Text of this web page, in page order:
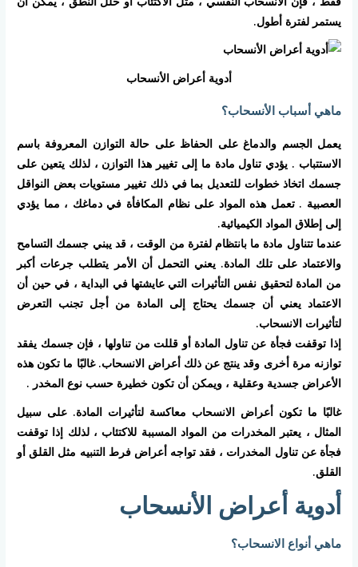
يستمر لفترة أطول.
أدوية أعراض الأنسحاب
ماهي أسباب الأنسحاب؟
يعمل الجسم والدماغ على الحفاظ على حالة التوازن المعروفة باسم
الاستتباب . يؤدي تناول مادة ما إلى تغيير هذا التوازن ، لذلك يتعين على
جسمك اتخاذ خطوات للتعديل بما في ذلك تغيير مستويات بعض النواقل
العصبية . تعمل هذه المواد على نظام المكافأة في دماغك ، مما يؤدي
إلى إطلاق المواد الكيميائية.
عندما تتناول مادة ما بانتظام لفترة من الوقت ، قد يبني جسمك التسامح
والاعتماد على تلك المادة. يعني التحمل أن الأمر يتطلب جرعات أكبر
من المادة لتحقيق نفس التأثيرات التي عايشتها في البداية ، في حين أن
الاعتماد يعني أن جسمك يحتاج إلى المادة من أجل تجنب التعرض
لتأثيرات الانسحاب.
إذا توقفت فجأة عن تناول المادة أو قللت من تناولها ، فإن جسمك يفقد
توازنه مرة أخرى وقد ينتج عن ذلك أعراض الانسحاب. غالبًا ما تكون هذه
الأعراض جسدية وعقلية ، ويمكن أن تكون خطيرة حسب نوع المخدر .
غالبًا ما تكون أعراض الانسحاب معاكسة لتأثيرات المادة. على سبيل
المثال ، يعتبر المخدرات من المواد المسببة للاكتئاب ، لذلك إذا توقفت
فجأة عن تناول المخدرات ، فقد تواجه أعراض فرط التنبيه مثل القلق أو
القلق.
أدوية أعراض الأنسحاب
ماهي أنواع الانسحاب؟